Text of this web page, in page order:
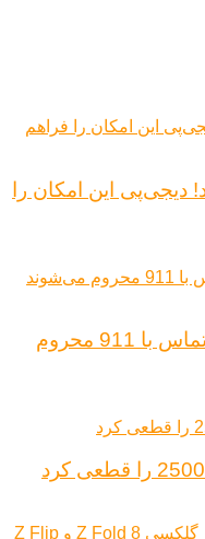
این امکان را
باگ خطرناک پیکسل؛ کاربران از تماس با 911 محروم